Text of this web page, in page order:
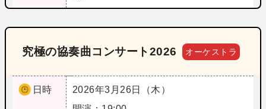
究極の協奏曲コンサート2026 オーケストラ
日時
2026年3月26日（木）